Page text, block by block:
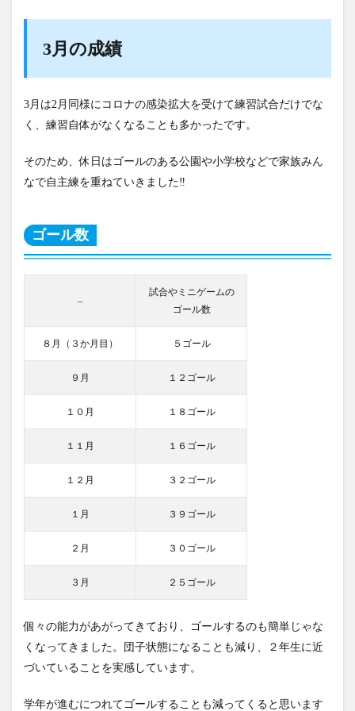
績
ゴ
ル
数
リ
フ
グ
数
2
3月の成績
3月は2月同様にコロナの感染拡大を受けて練習試合だけでな
く、練習自体がなくなることも多かったです。
そのため、休日はゴールのある公園や小学校などで家族みん
なで自主練を重ねていきました‼
ゴール数
–
試合やミニゲームの
ゴール数
８月（３か月目） ５ゴール
９月 １２ゴール
１０月 １８ゴール
１１月 １６ゴール
１２月 ３２ゴール
１月 ３９ゴール
２月 ３０ゴール
３月 ２５ゴール
個々の能力があがってきており、ゴールするのも簡単じゃな
くなってきました。団子状態になることも減り、２年生に近
づいていることを実感しています。
学年が進むにつれてゴールすることも減ってくると思います